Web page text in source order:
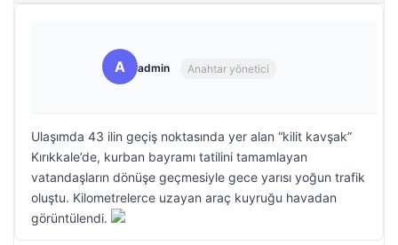
A admin Anahtar yönetici
Ulaşımda 43 ilin geçiş noktasında yer alan “kilit kavşak”
Kırıkkale’de, kurban bayramı tatilini tamamlayan
vatandaşların dönüşe geçmesiyle gece yarısı yoğun trafik
oluştu. Kilometrelerce uzayan araç kuyruğu havadan
görüntülendi.